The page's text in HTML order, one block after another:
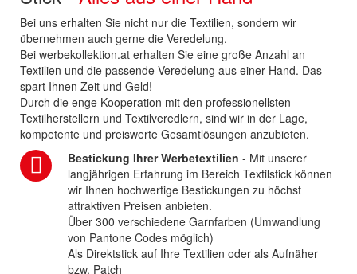
Bei uns erhalten Sie nicht nur die Textilien, sondern wir
übernehmen auch gerne die Veredelung.
Bei werbekollektion.at erhalten Sie eine große Anzahl an
Textilien und die passende Veredelung aus einer Hand. Das
spart Ihnen Zeit und Geld!
Durch die enge Kooperation mit den professionellsten
Textilherstellern und Textilveredlern, sind wir in der Lage,
kompetente und preiswerte Gesamtlösungen anzubieten.
Bestickung Ihrer Werbetextilien - Mit unserer
langjährigen Erfahrung im Bereich Textilstick können
wir Ihnen hochwertige Bestickungen zu höchst
attraktiven Preisen anbieten.
Über 300 verschiedene Garnfarben (Umwandlung
von Pantone Codes möglich)
Als Direktstick auf Ihre Textilien oder als Aufnäher
bzw. Patch